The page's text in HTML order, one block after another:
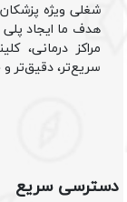
شغلی ویژه
هدف ما ایجاد
مراکز درمانی،
سریع‌تر، دقیق‌تر
دسترسی سریع